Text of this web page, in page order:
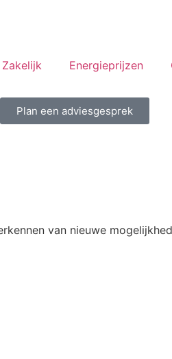
Zakelijk Energieprijzen
Plan een adviesgesprek
van nieuwe